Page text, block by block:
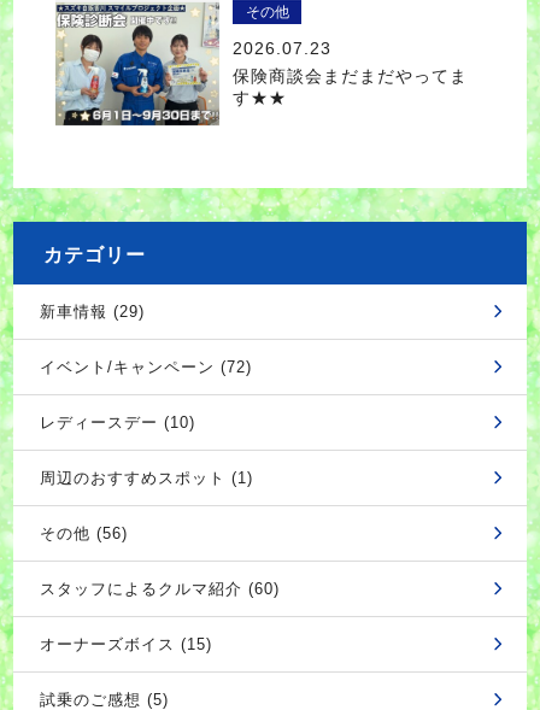
その他
2026.07.23
保険商談会まだまだやってま
す★★
カテゴリー
新車情報 (29)
イベント/キャンペーン (72)
レディースデー (10)
周辺のおすすめスポット (1)
その他 (56)
スタッフによるクルマ紹介 (60)
オーナーズボイス (15)
試乗のご感想 (5)